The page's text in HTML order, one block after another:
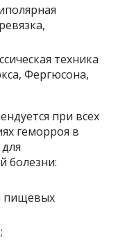
техника
Фергюсона,
при всех
геморроя в
болезни:
пищевых